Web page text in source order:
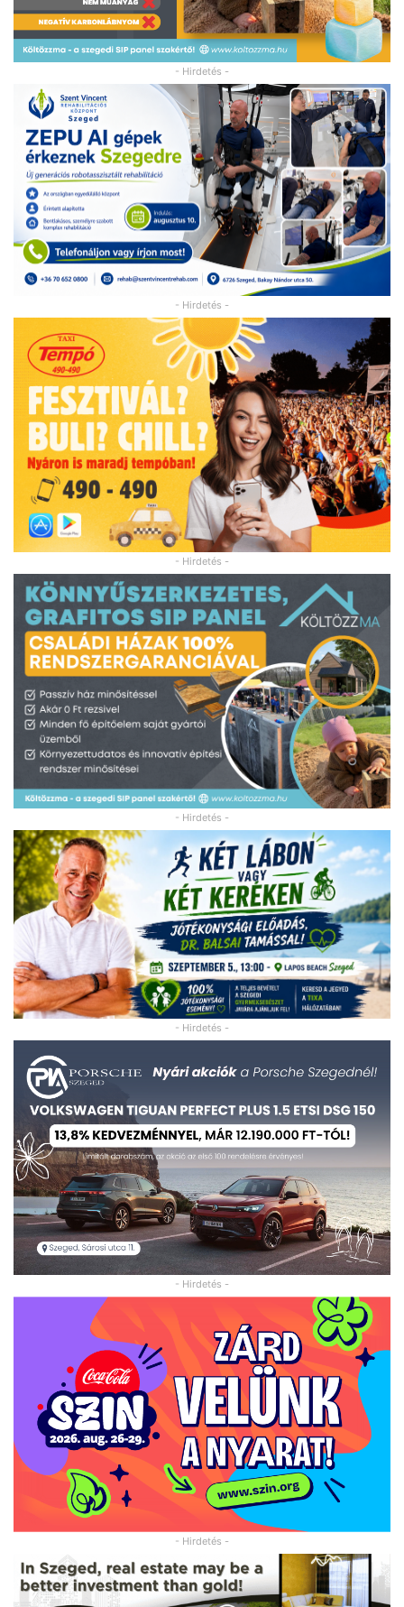
- Hirdetés -
- Hirdetés -
- Hirdetés -
- Hirdetés -
- Hirdetés -
- Hirdetés -
- Hirdetés -